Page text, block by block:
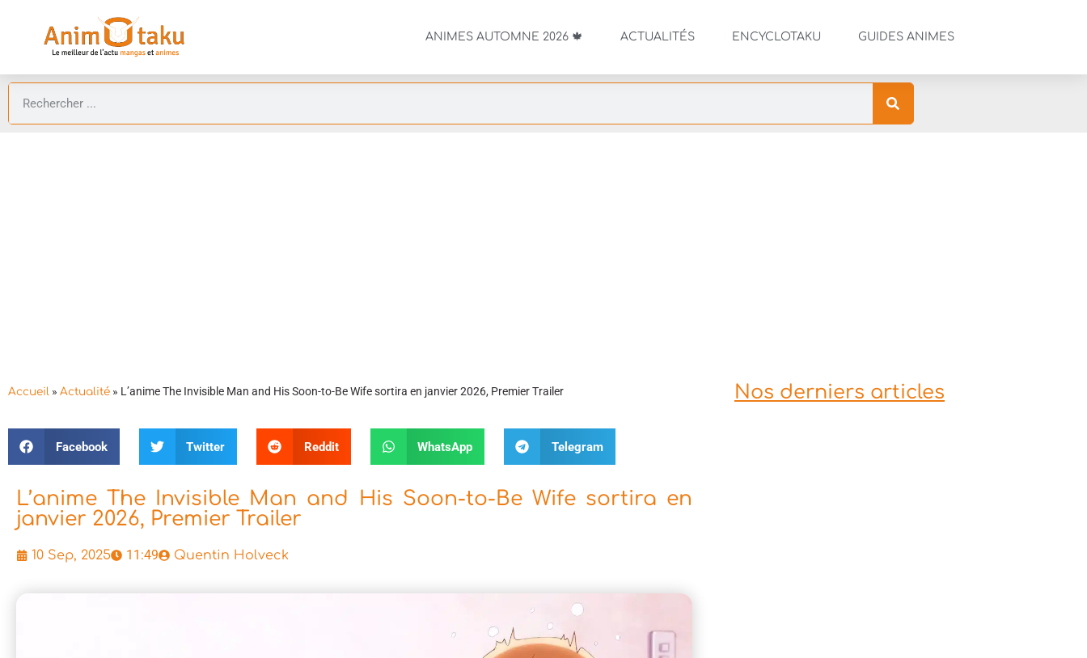
ANIMES AUTOMNE 2026 🍁 ACTUALITÉS ENCYCLOTAKU GUIDES ANIMES
Accueil » Actualité » L’anime The Invisible Man and His Soon-to-Be Wife sortira en janvier 2026, Premier Trailer
Facebook Twitter Reddit WhatsApp Telegram
L’anime The Invisible Man and His Soon-to-Be Wife sortira en
janvier 2026, Premier Trailer
10 Sep, 2025 11:49 Quentin Holveck
Nos derniers articles